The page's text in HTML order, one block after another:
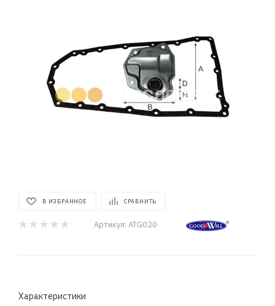
В ИЗБРАННОЕ СРАВНИТЬ
Артикул: ATG020
Характеристики